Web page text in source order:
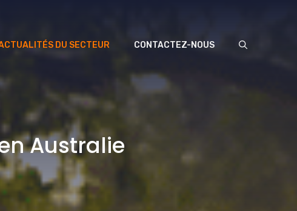
DU SECTEUR CONTACTEZ-NOUS
Australie